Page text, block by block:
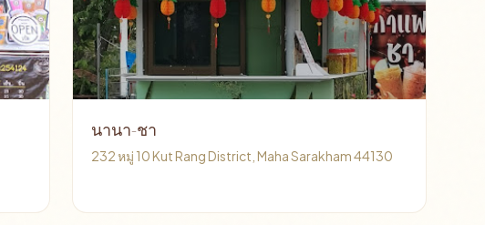
นานา-ชา
232​ หมู่​ 10 Kut Rang District, Maha Sarakham 44130